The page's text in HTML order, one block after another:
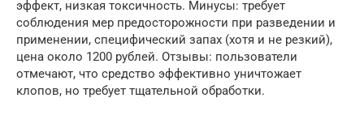
эффект, низкая токсичность. Минусы: требует
соблюдения мер предосторожности при разведении и
применении, специфический запах (хотя и не резкий),
цена около 1200 рублей. Отзывы: пользователи
отмечают, что средство эффективно уничтожает
клопов, но требует тщательной обработки.